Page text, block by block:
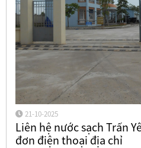
21-10-2025
Liên hệ nước sạch Trấn
đơn điện thoại địa chỉ